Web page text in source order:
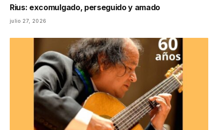
Rius: excomulgado, perseguido y amado
julio 27, 2026